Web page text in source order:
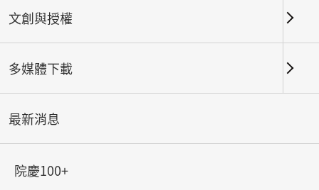
文創與授權
多媒體下載
最新消息
院慶100+